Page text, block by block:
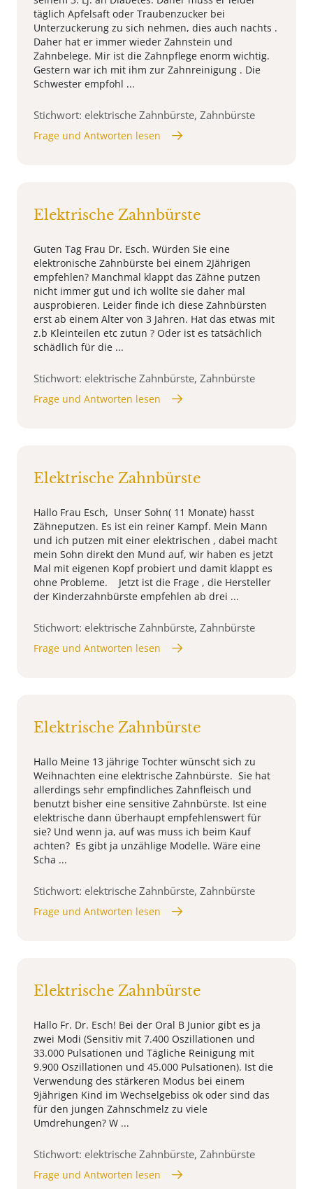
täglich Apfelsaft oder Traubenzucker bei
Unterzuckerung zu sich nehmen, dies auch nachts .
Daher hat er immer wieder Zahnstein und
Zahnbelege. Mir ist die Zahnpflege enorm wichtig.
Gestern war ich mit ihm zur Zahnreinigung . Die
Schwester empfohl ...
Stichwort: elektrische Zahnbürste, Zahnbürste
Frage und Antworten lesen
Elektrische Zahnbürste
Guten Tag Frau Dr. Esch. Würden Sie eine
elektronische Zahnbürste bei einem 2Jährigen
empfehlen? Manchmal klappt das Zähne putzen
nicht immer gut und ich wollte sie daher mal
ausprobieren. Leider finde ich diese Zahnbürsten
erst ab einem Alter von 3 Jahren. Hat das etwas mit
z.b Kleinteilen etc zutun ? Oder ist es tatsächlich
schädlich für die ...
Stichwort: elektrische Zahnbürste, Zahnbürste
Frage und Antworten lesen
Elektrische Zahnbürste
Hallo Frau Esch, Unser Sohn( 11 Monate) hasst
Zähneputzen. Es ist ein reiner Kampf. Mein Mann
und ich putzen mit einer elektrischen , dabei macht
mein Sohn direkt den Mund auf, wir haben es jetzt
Mal mit eigenen Kopf probiert und damit klappt es
ohne Probleme. Jetzt ist die Frage , die Hersteller
der Kinderzahnbürste empfehlen ab drei ...
Stichwort: elektrische Zahnbürste, Zahnbürste
Frage und Antworten lesen
Elektrische Zahnbürste
Hallo Meine 13 jährige Tochter wünscht sich zu
Weihnachten eine elektrische Zahnbürste. Sie hat
allerdings sehr empfindliches Zahnfleisch und
benutzt bisher eine sensitive Zahnbürste. Ist eine
elektrische dann überhaupt empfehlenswert für
sie? Und wenn ja, auf was muss ich beim Kauf
achten? Es gibt ja unzählige Modelle. Wäre eine
Scha ...
Stichwort: elektrische Zahnbürste, Zahnbürste
Frage und Antworten lesen
Elektrische Zahnbürste
Hallo Fr. Dr. Esch! Bei der Oral B Junior gibt es ja
zwei Modi (Sensitiv mit 7.400 Oszillationen und
33.000 Pulsationen und Tägliche Reinigung mit
9.900 Oszillationen und 45.000 Pulsationen). Ist die
Verwendung des stärkeren Modus bei einem
9jährigen Kind im Wechselgebiss ok oder sind das
für den jungen Zahnschmelz zu viele
Umdrehungen? W ...
Stichwort: elektrische Zahnbürste, Zahnbürste
Frage und Antworten lesen